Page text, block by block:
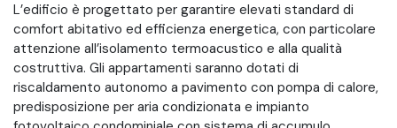
L’edificio è progettato per garantire elevati standard di
comfort abitativo ed efficienza energetica, con particolare
attenzione all’isolamento termoacustico e alla qualità
costruttiva. Gli appartamenti saranno dotati di
riscaldamento autonomo a pavimento con pompa di calore,
predisposizione per aria condizionata e impianto